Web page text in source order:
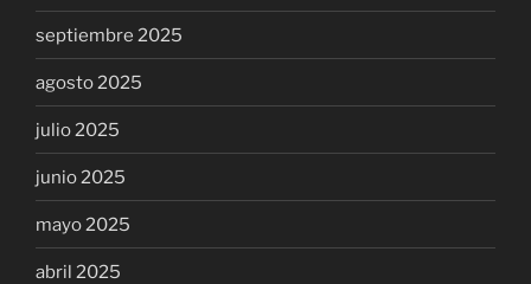
septiembre 2025
agosto 2025
julio 2025
junio 2025
mayo 2025
abril 2025